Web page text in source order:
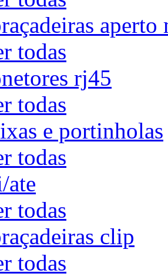
aperto
todas
rj45
todas
e portinholas
todas
ate
todas
clip
todas